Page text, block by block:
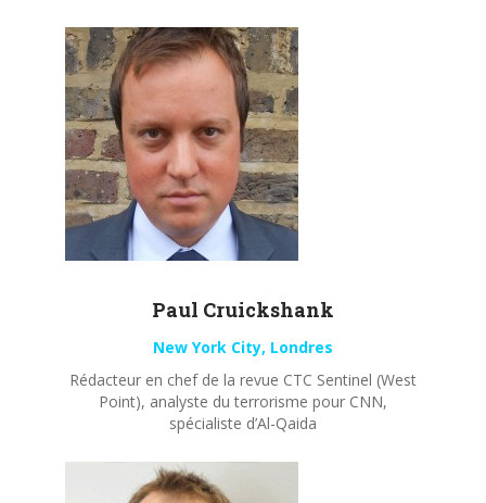
Paul Cruickshank
New York City, Londres
Rédacteur en chef de la revue CTC Sentinel (West
Point), analyste du terrorisme pour CNN,
spécialiste d’Al-Qaida